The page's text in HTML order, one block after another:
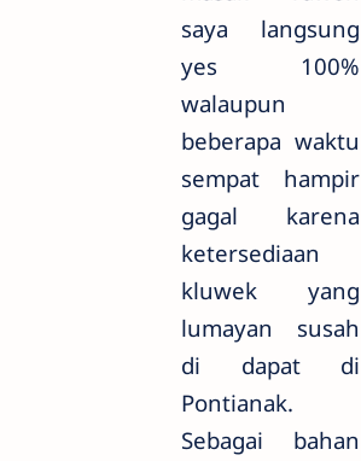
saya langsung
yes 100%
walaupun
beberapa waktu
sempat hampir
gagal karena
ketersediaan
kluwek yang
lumayan susah
di dapat di
Pontianak.
Sebagai bahan